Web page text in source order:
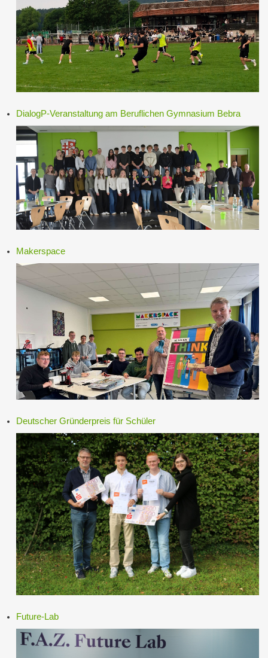
DialogP-Veranstaltung am Beruflichen Gymnasium Bebra
Makerspace
Deutscher Gründerpreis für Schüler
Future-Lab